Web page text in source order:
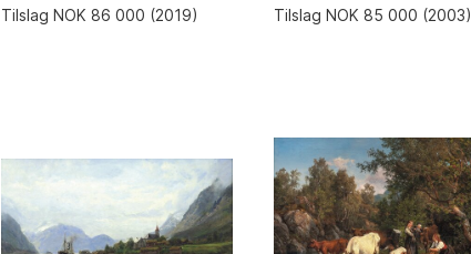
Tilslag NOK 86 000 (2019)
Tilslag NOK 85 000 (2003)